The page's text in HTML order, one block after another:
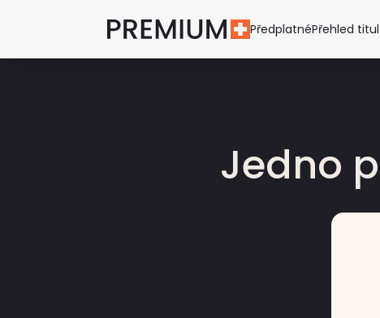
PředplatnéPřehled
Jedno